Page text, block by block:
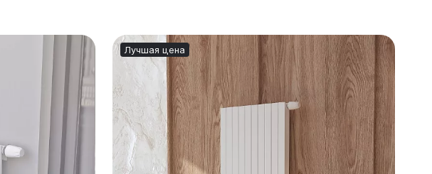
Лучшая цена